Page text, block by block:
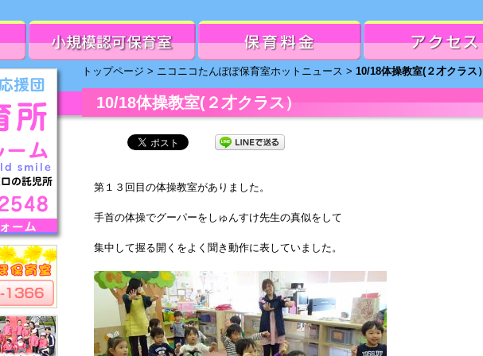
トップページ > ニコニコたんぽぽ保育室ホットニュース > 10/18体操教室(２才クラス）
10/18体操教室(２才クラス）
第１３回目の体操教室がありました。
手首の体操でグーパーをしゅんすけ先生の真似をして
集中して握る開くをよく聞き動作に表していました。